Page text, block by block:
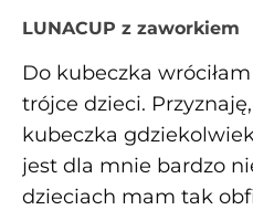
Recenzja z oceną 5
LUNACUP z zaworkiem
Do kubeczka
trójce dzieci.
kubeczka
jest dla mnie bardzo
dzieciach mam tak